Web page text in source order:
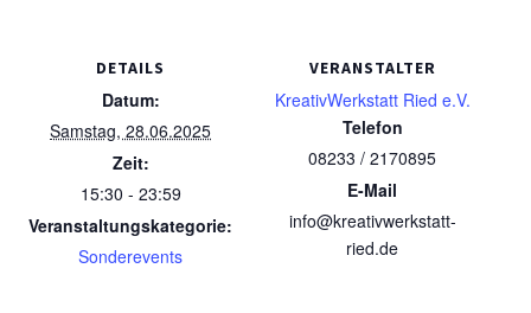
DETAILS
Datum:
Samstag, 28.06.2025
Zeit:
15:30 - 23:59
Veranstaltungskategorie:
Sonderevents
VERANSTALTER
KreativWerkstatt Ried e.V.
Telefon
08233 / 2170895
E-Mail
info@kreativwerkstatt-
ried.de